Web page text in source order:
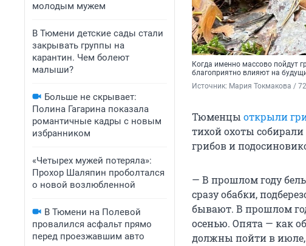
молодым мужем
В Тюмени детские сады стали
закрывать группы на
карантин. Чем болеют
малыши?
Больше не скрывает:
Полина Гагарина показала
романтичные кадры с новым
избранником
«Четырех мужей потеряла»:
Прохор Шаляпин проболтался
о новой возлюбленной
В Тюмени на Полевой
провалился асфальт прямо
перед проезжавшим авто
Когда именно массово пойдут
благоприятно влияют на
Источник: Мария Токмакова /
Тюменцы открыли
тихой охоты собирали
грибов и
— В прошлом году
сразу обабки,
бывают. В прошлом
осенью. Опята — как
должны пойти в